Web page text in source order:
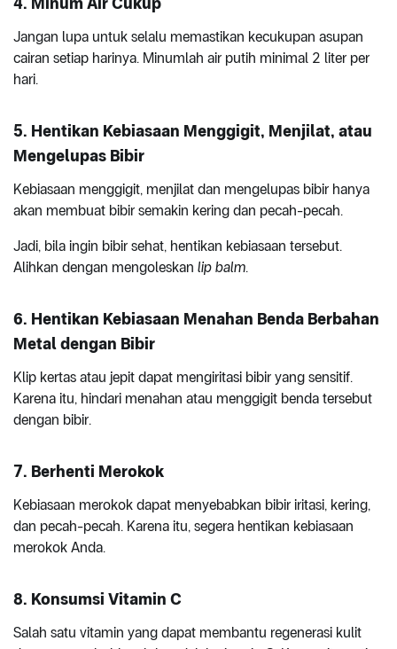
Jangan lupa untuk selalu memastikan kecukupan asupan
cairan setiap harinya. Minumlah air putih minimal 2 liter per
hari.
5. Hentikan Kebiasaan Menggigit, Menjilat, atau
Mengelupas Bibir
Kebiasaan menggigit, menjilat dan mengelupas bibir hanya
akan membuat bibir semakin kering dan pecah-pecah.
Jadi, bila ingin bibir sehat, hentikan kebiasaan tersebut.
Alihkan dengan mengoleskan lip balm.
6. Hentikan Kebiasaan Menahan Benda Berbahan
Metal dengan Bibir
Klip kertas atau jepit dapat mengiritasi bibir yang sensitif.
Karena itu, hindari menahan atau menggigit benda tersebut
dengan bibir.
7. Berhenti Merokok
Kebiasaan merokok dapat menyebabkan bibir iritasi, kering,
dan pecah-pecah. Karena itu, segera hentikan kebiasaan
merokok Anda.
8. Konsumsi Vitamin C
Salah satu vitamin yang dapat membantu regenerasi kulit